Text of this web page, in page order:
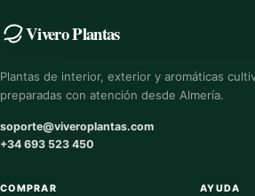
Vivero Plantas
Plantas de interior, exterior y aromáticas
preparadas con atención desde Almería.
soporte@viveroplantas.com
+34 693 523 450
COMPRAR AYUDA